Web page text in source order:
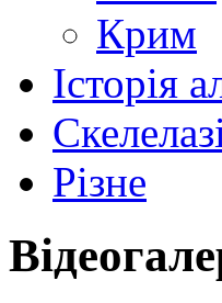
Крим
Історія
Різне